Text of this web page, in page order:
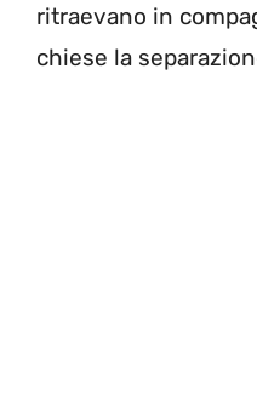
ritraevano in
chiese la